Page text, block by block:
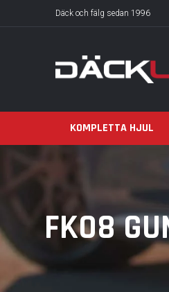
Däck och fälg sedan 1996
KOMPLETTA HJUL
FK08